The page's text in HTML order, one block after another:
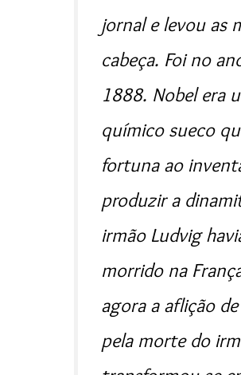
jornal e levou as
cabeça. Foi no
1888. Nobel era
químico sueco
fortuna ao
produzir a
irmão Ludvig
morrido na
agora a aflição
pela morte do